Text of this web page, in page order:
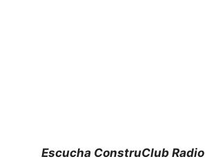
Escucha ConstruClub Radio